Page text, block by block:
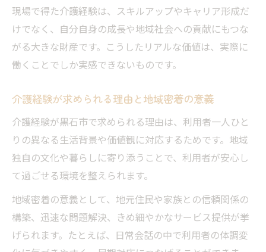
現場で得た介護経験は、スキルアップやキャリア形成だ
けでなく、自分自身の成長や地域社会への貢献にもつな
がる大きな財産です。こうしたリアルな価値は、実際に
働くことでしか実感できないものです。
介護経験が求められる理由と地域密着の意義
介護経験が黒石市で求められる理由は、利用者一人ひと
りの異なる生活背景や価値観に対応するためです。地域
独自の文化や暮らしに寄り添うことで、利用者が安心し
て過ごせる環境を整えられます。
地域密着の意義として、地元住民や家族との信頼関係の
構築、迅速な問題解決、きめ細やかなサービス提供が挙
げられます。たとえば、日常会話の中で利用者の体調変